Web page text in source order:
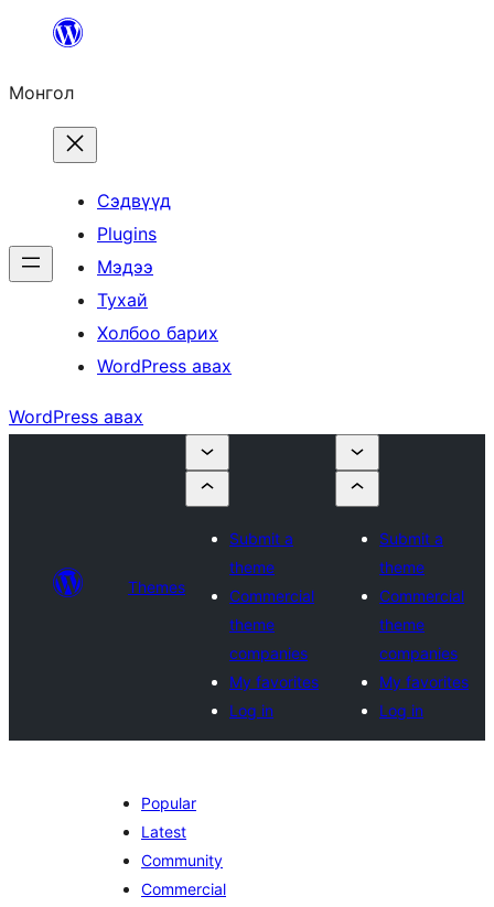
Агуулга
алгасах
Монгол
Сэдвүүд
Plugins
Мэдээ
Тухай
Холбоо барих
WordPress авах
WordPress авах
Themes
Submit a
theme
Commercial
theme
companies
My favorites
Log in
Submit a
theme
Commercial
theme
companies
My favorites
Log in
Popular
Latest
Community
Commercial